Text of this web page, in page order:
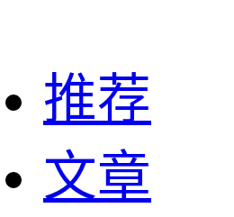
推荐
文章